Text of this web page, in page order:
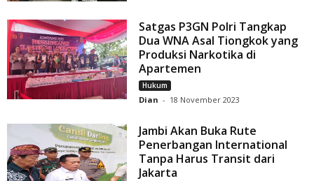
Satgas P3GN Polri Tangkap
Dua WNA Asal Tiongkok yang
Produksi Narkotika di
Apartemen
Hukum
Dian - 18 November 2023
Jambi Akan Buka Rute
Penerbangan International
Tanpa Harus Transit dari
Jakarta